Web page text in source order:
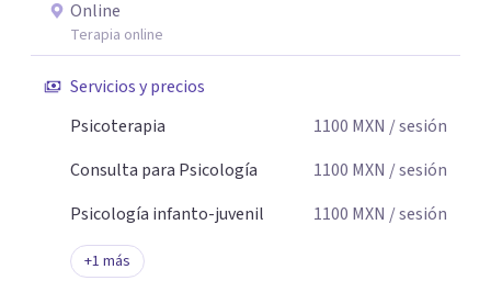
Online
Terapia online
Servicios y precios
Psicoterapia
1100 MXN / sesión
Consulta para Psicología
1100 MXN / sesión
Psicología infanto-juvenil
1100 MXN / sesión
+1 más